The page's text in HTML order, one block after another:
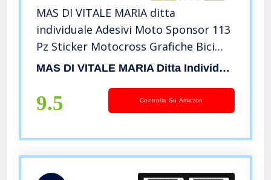
MAS DI VITALE MARIA ditta
individuale Adesivi Moto Sponsor 113
Pz Sticker Motocross Grafiche Bici
MTB Computer Motorino Kit
Famose Pack (36X33 CM)
MAS DI VITALE MARIA Ditta Individuale
9.5 Controlla Su Amazon